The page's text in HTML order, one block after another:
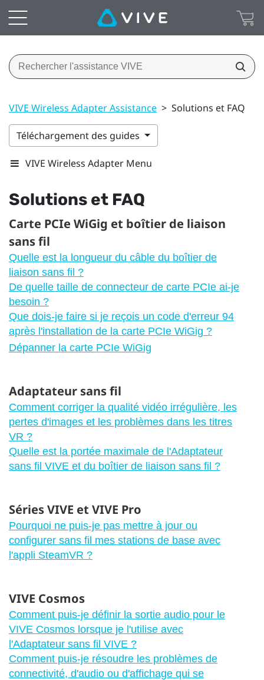
VIVE Wireless Adapter Assistance > Solutions et FAQ
Téléchargement des guides
VIVE Wireless Adapter Menu
Solutions et FAQ
Carte PCIe WiGig et boîtier de liaison
sans fil
Quelle est la longueur du câble du boîtier de
liaison sans fil ?
De quelle taille de connecteur de carte PCIe ai-je
besoin ?
Que dois-je faire si je reçois un code d'erreur 94
après l'installation de la carte PCIe WiGig ?
Dépanner la carte PCIe WiGig
Adaptateur sans fil
Comment corriger la qualité vidéo irrégulière, les
pertes d'images et les problèmes dans les titres
VR ?
Quelle est la portée maximale de l'Adaptateur
sans fil VIVE et du boîtier de liaison sans fil ?
Séries VIVE et VIVE Pro
Pourquoi ne puis-je pas mettre à jour ou
configurer sans fil mes stations de base avec
l'appli SteamVR ?
VIVE Cosmos
Comment puis-je définir la sortie audio pour le
VIVE Cosmos lorsque je l'utilise avec
l'Adaptateur sans fil VIVE ?
Comment puis-je résoudre les problèmes de
connectivité, d'audio ou d'affichage qui se